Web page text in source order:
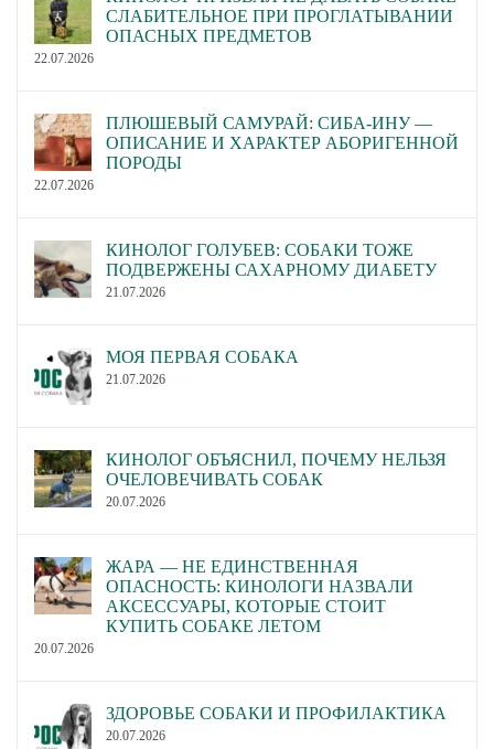
СЛАБИТЕЛЬНОЕ ПРИ ПРОГЛАТЫВАНИИ
ОПАСНЫХ ПРЕДМЕТОВ
22.07.2026
ПЛЮШЕВЫЙ САМУРАЙ: СИБА-ИНУ —
ОПИСАНИЕ И ХАРАКТЕР АБОРИГЕННОЙ
ПОРОДЫ
22.07.2026
КИНОЛОГ ГОЛУБЕВ: СОБАКИ ТОЖЕ
ПОДВЕРЖЕНЫ САХАРНОМУ ДИАБЕТУ
21.07.2026
МОЯ ПЕРВАЯ СОБАКА
21.07.2026
КИНОЛОГ ОБЪЯСНИЛ, ПОЧЕМУ НЕЛЬЗЯ
ОЧЕЛОВЕЧИВАТЬ СОБАК
20.07.2026
ЖАРА — НЕ ЕДИНСТВЕННАЯ
ОПАСНОСТЬ: КИНОЛОГИ НАЗВАЛИ
АКСЕССУАРЫ, КОТОРЫЕ СТОИТ
КУПИТЬ СОБАКЕ ЛЕТОМ
20.07.2026
ЗДОРОВЬЕ СОБАКИ И ПРОФИЛАКТИКА
20.07.2026